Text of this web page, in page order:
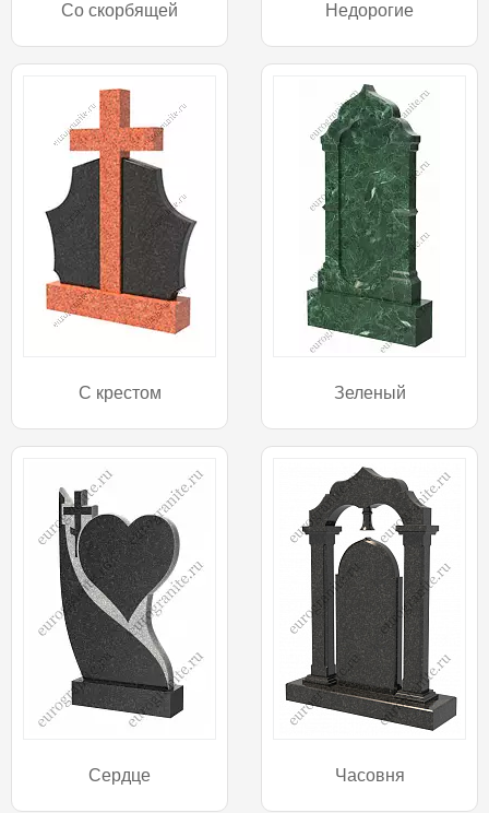
Со скорбящей Недорогие
С крестом Зеленый
Сердце Часовня